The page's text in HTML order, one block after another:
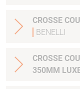
CROSSE
BENELLI
CROSSE
350MM